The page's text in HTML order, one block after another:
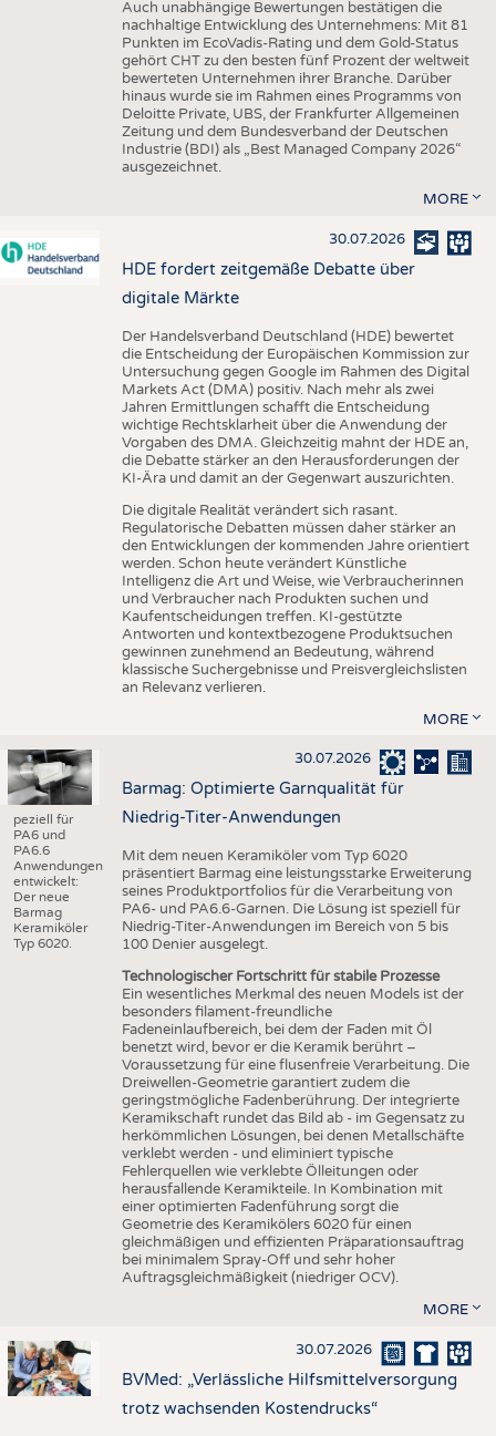
Auch unabhängige Bewertungen bestätigen die
nachhaltige Entwicklung des Unternehmens: Mit 81
Punkten im EcoVadis-Rating und dem Gold-Status
gehört CHT zu den besten fünf Prozent der weltweit
bewerteten Unternehmen ihrer Branche. Darüber
hinaus wurde sie im Rahmen eines Programms von
Deloitte Private, UBS, der Frankfurter Allgemeinen
Zeitung und dem Bundesverband der Deutschen
Industrie (BDI) als „Best Managed Company 2026“
ausgezeichnet.
MORE
30.07.2026
HDE fordert zeitgemäße Debatte über
digitale Märkte
Der Handelsverband Deutschland (HDE) bewertet
die Entscheidung der Europäischen Kommission zur
Untersuchung gegen Google im Rahmen des Digital
Markets Act (DMA) positiv. Nach mehr als zwei
Jahren Ermittlungen schafft die Entscheidung
wichtige Rechtsklarheit über die Anwendung der
Vorgaben des DMA. Gleichzeitig mahnt der HDE an,
die Debatte stärker an den Herausforderungen der
KI-Ära und damit an der Gegenwart auszurichten.
Die digitale Realität verändert sich rasant.
Regulatorische Debatten müssen daher stärker an
den Entwicklungen der kommenden Jahre orientiert
werden. Schon heute verändert Künstliche
Intelligenz die Art und Weise, wie Verbraucherinnen
und Verbraucher nach Produkten suchen und
Kaufentscheidungen treffen. KI-gestützte
Antworten und kontextbezogene Produktsuchen
gewinnen zunehmend an Bedeutung, während
klassische Suchergebnisse und Preisvergleichslisten
an Relevanz verlieren.
MORE
peziell für
PA6 und
PA6.6
Anwendungen
entwickelt:
Der neue
Barmag
Keramiköler
Typ 6020.
30.07.2026
Barmag: Optimierte Garnqualität für
Niedrig-Titer-Anwendungen
Mit dem neuen Keramiköler vom Typ 6020
präsentiert Barmag eine leistungsstarke Erweiterung
seines Produktportfolios für die Verarbeitung von
PA6- und PA6.6-Garnen. Die Lösung ist speziell für
Niedrig-Titer-Anwendungen im Bereich von 5 bis
100 Denier ausgelegt.
Technologischer Fortschritt für stabile Prozesse
Ein wesentliches Merkmal des neuen Models ist der
besonders filament-freundliche
Fadeneinlaufbereich, bei dem der Faden mit Öl
benetzt wird, bevor er die Keramik berührt –
Voraussetzung für eine flusenfreie Verarbeitung. Die
Dreiwellen-Geometrie garantiert zudem die
geringstmögliche Fadenberührung. Der integrierte
Keramikschaft rundet das Bild ab - im Gegensatz zu
herkömmlichen Lösungen, bei denen Metallschäfte
verklebt werden - und eliminiert typische
Fehlerquellen wie verklebte Ölleitungen oder
herausfallende Keramikteile. In Kombination mit
einer optimierten Fadenführung sorgt die
Geometrie des Keramikölers 6020 für einen
gleichmäßigen und effizienten Präparationsauftrag
bei minimalem Spray-Off und sehr hoher
Auftragsgleichmäßigkeit (niedriger OCV).
MORE
30.07.2026
BVMed: „Verlässliche Hilfsmittelversorgung
trotz wachsenden Kostendrucks“